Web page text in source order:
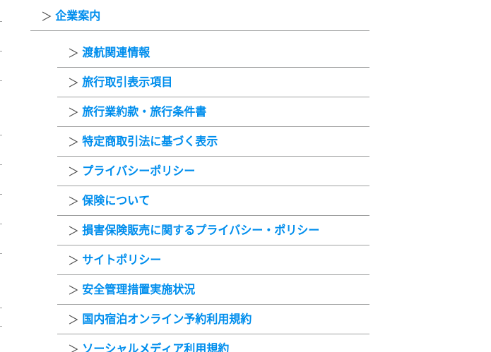
企業案内
渡航関連情報
旅行取引表示項目
旅行業約款・旅行条件書
特定商取引法に基づく表示
プライバシーポリシー
保険について
損害保険販売に関するプライバシー・ポリシー
サイトポリシー
安全管理措置実施状況
国内宿泊オンライン予約利用規約
ソーシャルメディア利用規約